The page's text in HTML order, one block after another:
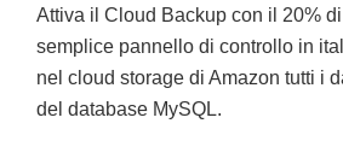
Attiva il Cloud Backup con il 20% di
semplice pannello di controllo in
nel cloud storage di Amazon tutti i
del database MySQL.